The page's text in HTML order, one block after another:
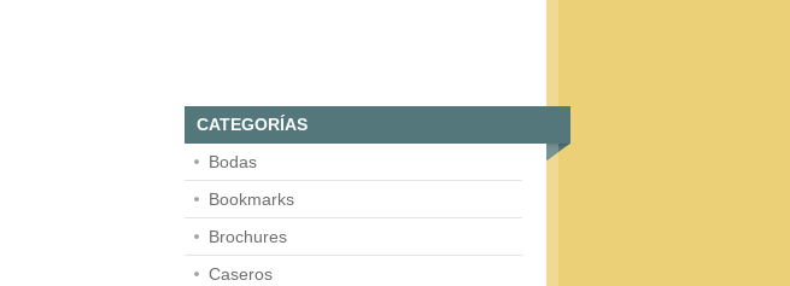
CATEGORÍAS
Bodas
Bookmarks
Brochures
Caseros